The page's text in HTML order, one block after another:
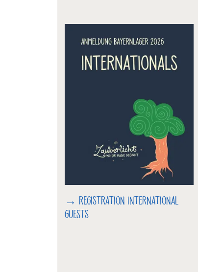
→ REGISTRATION INTERNATIONAL
GUESTS